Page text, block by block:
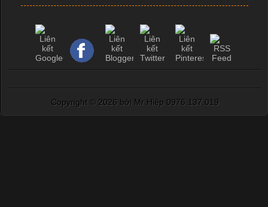
Copyright © 2026 bởi Mr Hiệp 0976.137.019